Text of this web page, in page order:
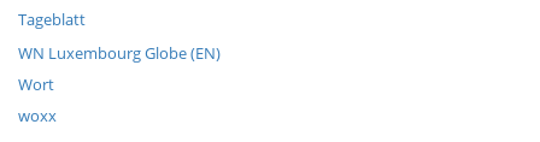
Tageblatt
WN Luxembourg Globe (EN)
Wort
woxx